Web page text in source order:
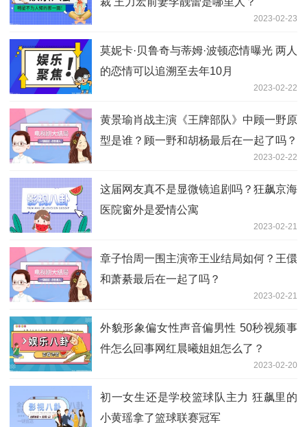
2023-02-23
莫妮卡·贝鲁奇与蒂姆·波顿恋情曝光 两人
的恋情可以追溯至去年10月
2023-02-22
黄景瑜肖战主演《王牌部队》中顾一野原
型是谁？顾一野和胡杨最后在一起了吗？
2023-02-22
这届网友真不是显微镜追剧吗？狂飙京海
医院窗外是爱情公寓
2023-02-21
章子怡周一围主演帝王业结局如何？王儇
和萧綦最后在一起了吗？
2023-02-21
外貌形象偏女性声音偏男性 50秒视频事
件怎么回事网红晨曦姐姐怎么了？
2023-02-20
初一女生还是学校篮球队主力 狂飙里的
小黄瑶拿了篮球联赛冠军